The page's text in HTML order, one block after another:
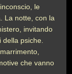
le
La notte, con la
invitando
psiche.
che vanno